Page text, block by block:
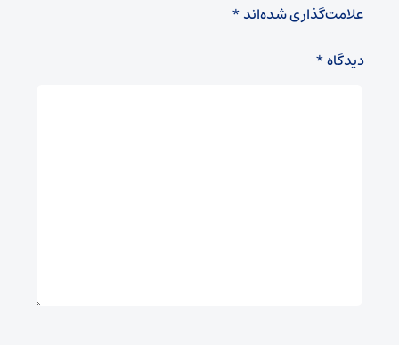
علامت‌گذاری شده‌اند*
دیدگاه*